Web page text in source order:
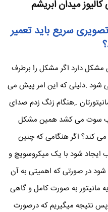
میدان ابریشم
سریع باید تعمیر
دارد اگر مشکل را برطرف
شود .دلیلی که این امر پیش می
.,هنگام زنگ زدم صدای
سوت می کشد همین مشکل
کند؟ اگر هنگامی که چنین
ایجاد شود با یک میکروسویچ و
در صورتی که اهمیتی به آن
مانیتور به صورت کامل و گاهی
نتیجه میگیریم که درصورت